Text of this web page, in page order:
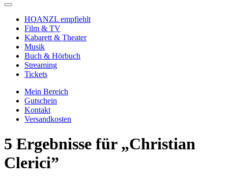
HOANZL empfiehlt
Film & TV
Kabarett & Theater
Musik
Buch & Hörbuch
Streaming
Tickets
Mein Bereich
Gutschein
Kontakt
Versandkosten
5 Ergebnisse für „Christian
Clerici”